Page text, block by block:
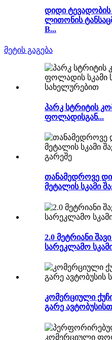
დიდი
ლითონის
B...
მეტის გაგება
პარკ სტრიტის
ფოლადისგან...
თანამედროვე
მეტალის სკამი
2.0 მეტრიანი
სარეკლამო
კომერციული
გარე